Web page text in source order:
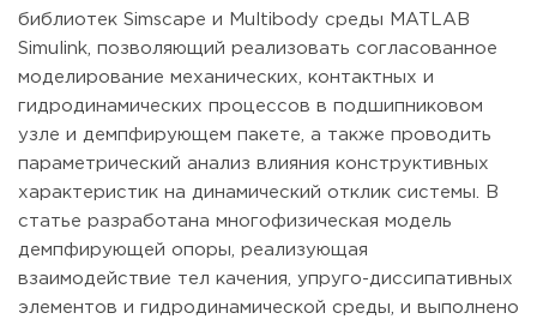
библиотек Simscape и Multibody среды MATLAB
Simulink, позволяющий реализовать согласованное
моделирование механических, контактных и
гидродинамических процессов в подшипниковом
узле и демпфирующем пакете, а также проводить
параметрический анализ влияния конструктивных
характеристик на динамический отклик системы. В
статье разработана многофизическая модель
демпфирующей опоры, реализующая
взаимодействие тел качения, упруго-диссипативных
элементов и гидродинамической среды, и выполнено